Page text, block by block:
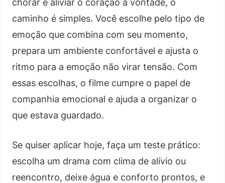
chorar e aliviar o coração à vontade, o
caminho é simples. Você escolhe pelo tipo de
emoção que combina com seu momento,
prepara um ambiente confortável e ajusta o
ritmo para a emoção não virar tensão. Com
essas escolhas, o filme cumpre o papel de
companhia emocional e ajuda a organizar o
que estava guardado.
Se quiser aplicar hoje, faça um teste prático:
escolha um drama com clima de alívio ou
reencontro, deixe água e conforto prontos, e